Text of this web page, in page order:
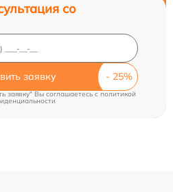
со
заявку
заявку" Вы соглашаетесь cполитикой